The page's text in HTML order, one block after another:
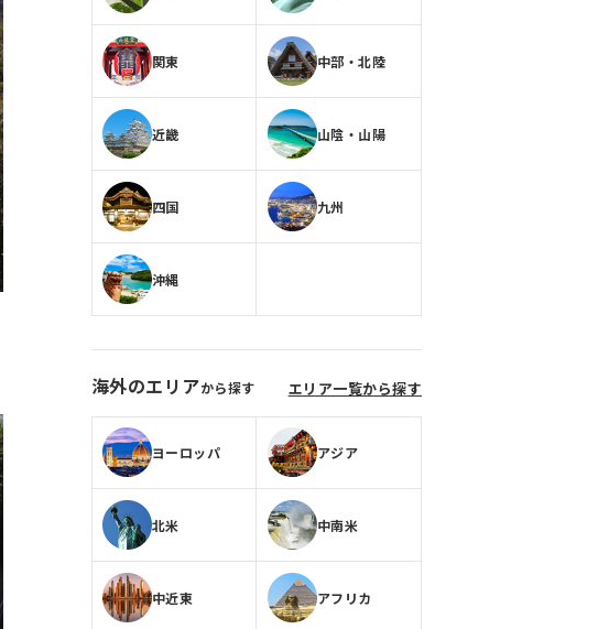
関東 中部・北陸
近畿 山陰・山陽
四国 九州
沖縄
海外のエリアから探す エリア一覧から探す
ヨーロッパ アジア
北米 中南米
中近東 アフリカ